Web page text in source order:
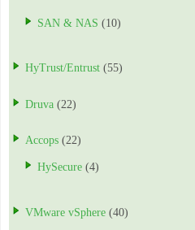
SAN & NAS (10)
HyTrust/Entrust (55)
Druva (22)
Accops (22)
HySecure (4)
VMware vSphere (40)